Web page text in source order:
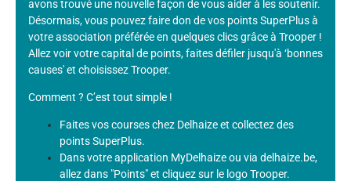
avons trouvé une nouvelle façon de vous aider à les soutenir.
Désormais, vous pouvez faire don de vos points SuperPlus à
votre association préférée en quelques clics grâce à Trooper !
Allez voir votre capital de points, faites défiler jusqu'à ‘bonnes
causes' et choisissez Trooper.
Comment ? C’est tout simple !
Faites vos courses chez Delhaize et collectez des
points SuperPlus.
Dans votre application MyDelhaize ou via delhaize.be,
allez dans "Points" et cliquez sur le logo Trooper.